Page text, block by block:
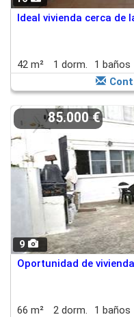
Ideal vivienda cerca de
42 m² 1 dorm. 1 baños
9
85.000 €
Oportunidad de
66 m² 2 dorm. 1 baños